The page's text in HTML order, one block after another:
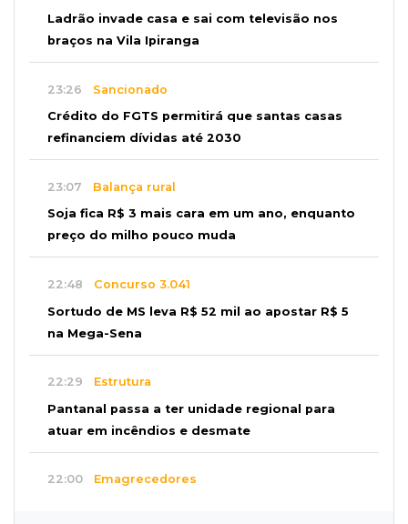
Ladrão invade casa e sai com televisão nos
braços na Vila Ipiranga
23:26 Sancionado
Crédito do FGTS permitirá que santas casas
refinanciem dívidas até 2030
23:07 Balança rural
Soja fica R$ 3 mais cara em um ano, enquanto
preço do milho pouco muda
22:48 Concurso 3.041
Sortudo de MS leva R$ 52 mil ao apostar R$ 5
na Mega-Sena
22:29 Estrutura
Pantanal passa a ter unidade regional para
atuar em incêndios e desmate
22:00 Emagrecedores